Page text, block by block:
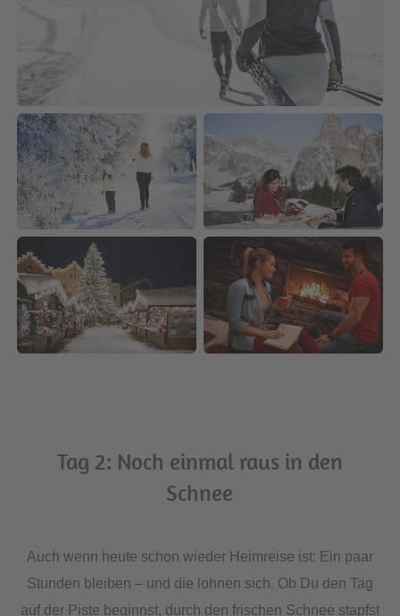
Tag 2: Noch einmal raus in den
Schnee
Auch wenn heute schon wieder Heimreise ist: Ein paar
Stunden bleiben – und die lohnen sich. Ob Du den Tag
auf der Piste beginnst, durch den frischen Schnee stapfst